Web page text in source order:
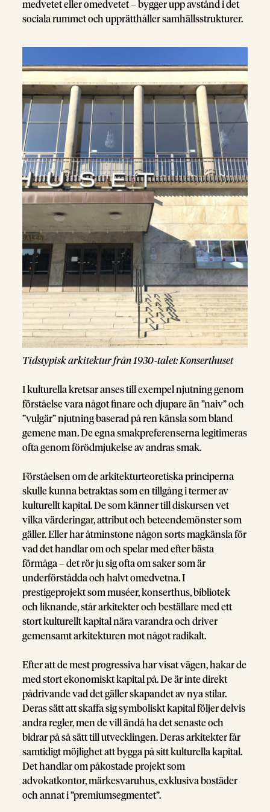
medvetet eller omedvetet – bygger upp avstånd i det
sociala rummet och upprätthåller samhällsstrukturer.
Tidstypisk arkitektur från 1930-talet: Konserthuset
I kulturella kretsar anses till exempel njutning genom
förståelse vara något finare och djupare än ”naiv” och
”vulgär” njutning baserad på ren känsla som bland
gemene man. De egna smakpreferenserna legitimeras
ofta genom förödmjukelse av andras smak.
Förståelsen om de arkitekturteoretiska principerna
skulle kunna betraktas som en tillgång i termer av
kulturellt kapital. De som känner till diskursen vet
vilka värderingar, attribut och beteendemönster som
gäller. Eller har åtminstone någon sorts magkänsla för
vad det handlar om och spelar med efter bästa
förmåga – det rör ju sig ofta om saker som är
underförstådda och halvt omedvetna. I
prestigeprojekt som muséer, konserthus, bibliotek
och liknande, står arkitekter och beställare med ett
stort kulturellt kapital nära varandra och driver
gemensamt arkitekturen mot något radikalt.
Efter att de mest progressiva har visat vägen, hakar de
med stort ekonomiskt kapital på. De är inte direkt
pådrivande vad det gäller skapandet av nya stilar.
Deras sätt att skaffa sig symboliskt kapital följer delvis
andra regler, men de vill ändå ha det senaste och
bidrar på så sätt till utvecklingen. Deras arkitekter får
samtidigt möjlighet att bygga på sitt kulturella kapital.
Det handlar om påkostade projekt som
advokatkontor, märkesvaruhus, exklusiva bostäder
och annat i ”premiumsegmentet”.